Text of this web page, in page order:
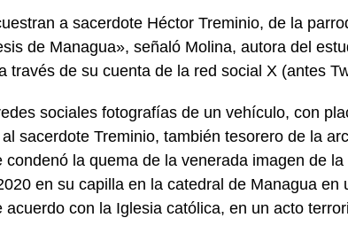
a sacerdote Héctor Treminio, de la
de Managua», señaló Molina, autora del
través de su cuenta de la red social X (antes
sociales fotografías de un vehículo, con
sacerdote Treminio, también tesorero de la
la quema de la venerada imagen de
en su capilla en la catedral de Managua en
con la Iglesia católica, en un acto